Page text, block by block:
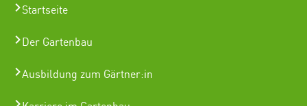
Startseite
Der Gartenbau
Ausbildung zum Gärtner:in